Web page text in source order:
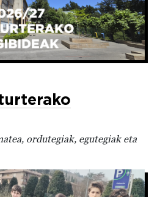
ordutegiak, egutegiak eta